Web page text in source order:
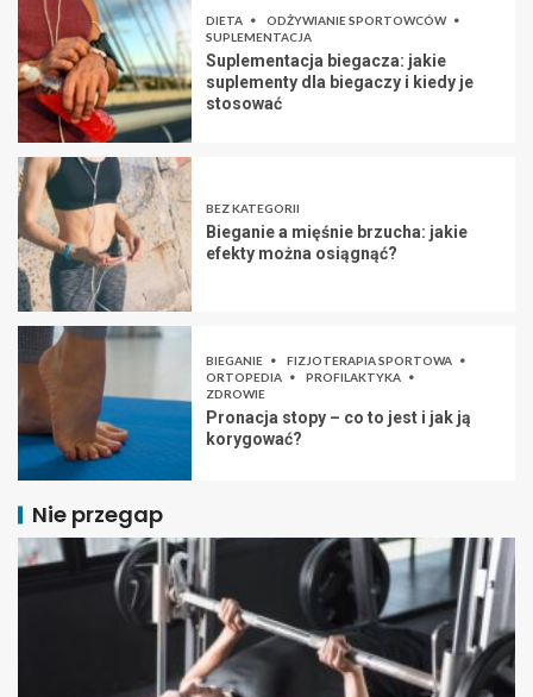
DIETA
ODŻYWIANIE SPORTOWCÓW
SUPLEMENTACJA
Suplementacja biegacza: jakie
suplementy dla biegaczy i kiedy je
stosować
BEZ KATEGORII
Bieganie a mięśnie brzucha: jakie
efekty można osiągnąć?
BIEGANIE
FIZJOTERAPIA SPORTOWA
ORTOPEDIA
PROFILAKTYKA
ZDROWIE
Pronacja stopy – co to jest i jak ją
korygować?
Nie przegap